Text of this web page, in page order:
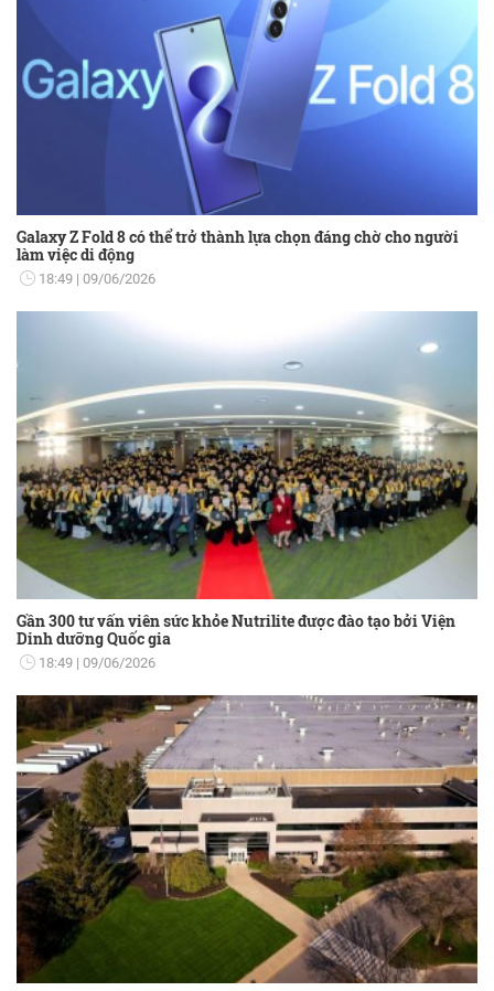
Galaxy Z Fold 8 có thể trở thành lựa chọn đáng chờ cho người
làm việc di động
18:49 09/06/2026
Gần 300 tư vấn viên sức khỏe Nutrilite được đào tạo bởi Viện
Dinh dưỡng Quốc gia
18:49 09/06/2026